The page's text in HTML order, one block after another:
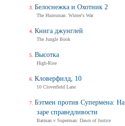
Белоснежка и Охотник 2
The Huntsman: Winter's War
Книга джунглей
The Jungle Book
Высотка
High-Rise
Кловерфилд, 10
10 Cloverfield Lane
Бэтмен против Супермена: На
заре справедливости
Batman v Superman: Dawn of Justice